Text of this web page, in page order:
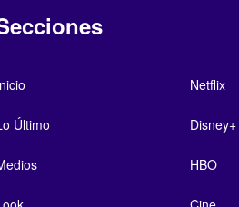
Último
Netflix
Disney+
HBO